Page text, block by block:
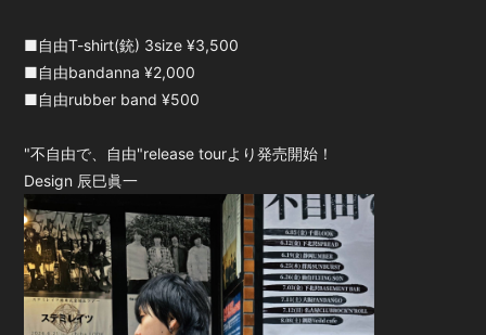
■自由T-shirt(銃) 3size ¥3,500
■自由bandanna ¥2,000
■自由rubber band ¥500
"不自由で、自由"release tourより発売開始！
Design 辰巳眞一